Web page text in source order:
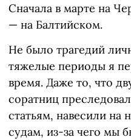
Сначала в марте на
— на Балтийском.
Не было трагедий
тяжелые периоды я
время. Даже то, что
соратниц
статьям, навесили на
судам, из-за чего мы